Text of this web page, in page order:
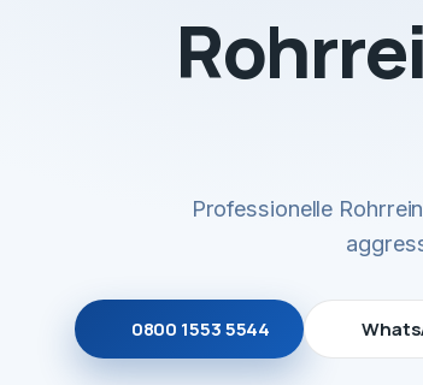
Professionelle
0800 1553 5544